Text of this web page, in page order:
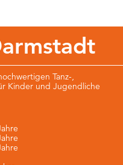
Tanz-,
Kinder und Jugendliche